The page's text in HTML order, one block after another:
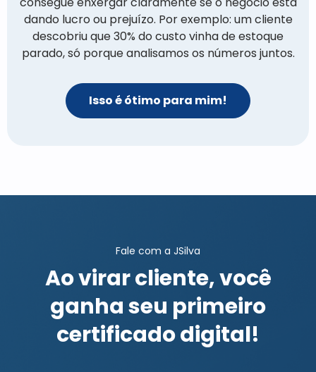
dando lucro ou prejuízo. Por exemplo: um cliente
descobriu que 30% do custo vinha de estoque
parado, só porque analisamos os números juntos.
Isso é ótimo para mim!
Isso é ótimo para mim!
Isso é ótimo para mim!
Isso é ótimo para mim!
Isso é ótimo para mim!
Isso é ótimo para mim!
Isso é ótimo para mim!
Isso é ótimo para mim!
Isso é ótimo para mim!
Fale com a JSilva
Ao virar cliente, você
ganha seu primeiro
certificado digital!